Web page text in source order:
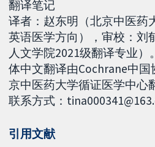
翻译笔记
译者：赵东明（北京中医药
英语医学方向），审校：刘
人文学院2021级翻译专业）
体中文翻译由Cochrane中
京中医药大学循证医学中心
联系方式：
引用文献